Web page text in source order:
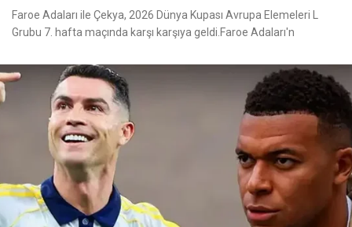
Faroe Adaları ile Çekya, 2026 Dünya Kupası Avrupa Elemeleri L
Grubu 7. hafta maçında karşı karşıya geldi.Faroe Adaları'n